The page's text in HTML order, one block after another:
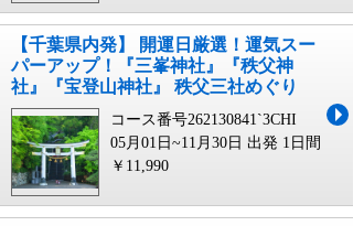
【千葉県内発】 開運日厳選！運気スー
パーアップ！『三峯神社』『秩父神
社』『宝登山神社』 秩父三社めぐり
コース番号262130841`3CHI
05月01日~11月30日 出発 1日間
￥11,990